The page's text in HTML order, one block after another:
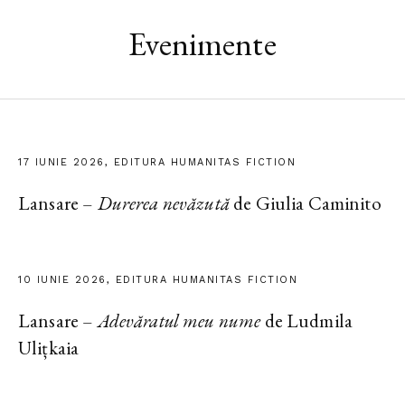
Evenimente
17 IUNIE 2026, EDITURA HUMANITAS FICTION
Lansare – Durerea nevăzutăde Giulia Caminito
10 IUNIE 2026, EDITURA HUMANITAS FICTION
Lansare –Adevăratul meu numede Ludmila
Ulițkaia